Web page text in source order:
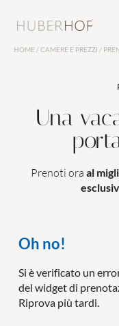
HOME /CAMERE E PREZZI /
Una
Prenoti ora al
Oh no!
Si è verificato un
del widget di
Riprova più tardi.